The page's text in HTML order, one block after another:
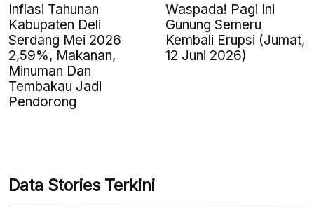
Inflasi Tahunan
Kabupaten Deli
Serdang Mei 2026
2,59%, Makanan,
Minuman Dan
Tembakau Jadi
Pendorong
Waspada! Pagi Ini
Gunung Semeru
Kembali Erupsi (Jumat,
12 Juni 2026)
Data Stories Terkini